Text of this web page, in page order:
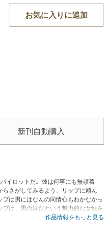
お気に入りに追加
新刊自動購入
イロットだ。彼は何事にも無頓着
さがしてみるよう、リップに頼ん
は男にはなんの同情心もわかなかっ
は、男の妹だという魅力的な女性を
作品情報をもっと見る